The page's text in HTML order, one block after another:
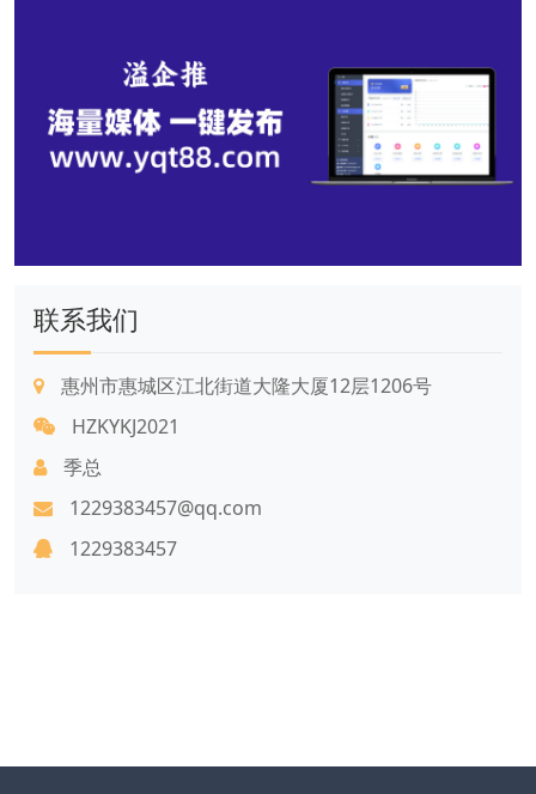
联系我们
惠州市惠城区江北街道大隆大厦12层1206号
HZKYKJ2021
季总
1229383457@qq.com
1229383457